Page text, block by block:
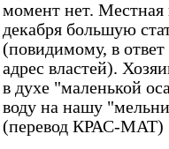
момент нет. Местная
декабря большую
(повидимому, в
адрес властей).
в духе "маленькой
воду на нашу
(перевод КРАС-МАТ)